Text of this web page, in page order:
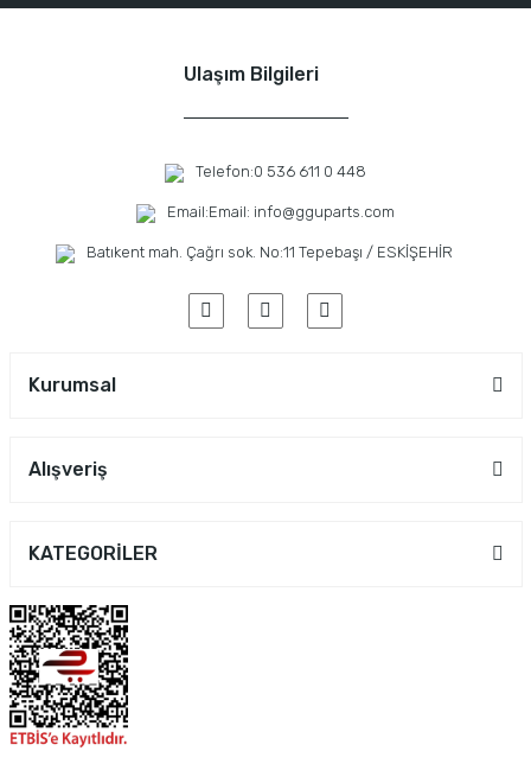
Ulaşım Bilgileri
Telefon:0 536 611 0 448
Email:Email: info@gguparts.com
Batıkent mah. Çağrı sok. No:11 Tepebaşı / ESKİŞEHİR
Kurumsal
Alışveriş
KATEGORİLER